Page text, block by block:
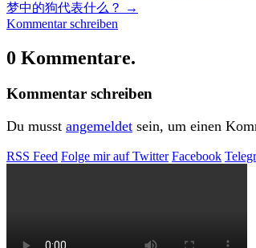
梦中的狗代表什么？
→
Kommentar schreiben
0 Kommentare.
Kommentar schreiben
Du musst angemeldet sein, um einen
RSS Feed Folge mir auf Twitter Facebook